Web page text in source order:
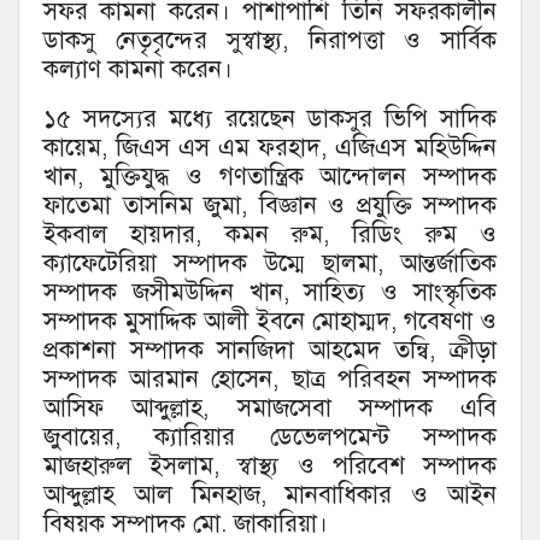
সফর কামনা করেন। পাশাপাশি তিনি সফরকালীন
ডাকসু নেতৃবৃন্দের সুস্বাস্থ্য, নিরাপত্তা ও সার্বিক
কল্যাণ কামনা করেন।
১৫ সদস্যের মধ্যে রয়েছেন ডাকসুর ভিপি সাদিক
কায়েম, জিএস এস এম ফরহাদ, এজিএস মহিউদ্দিন
খান, মুক্তিযুদ্ধ ও গণতান্ত্রিক আন্দোলন সম্পাদক
ফাতেমা তাসনিম জুমা, বিজ্ঞান ও প্রযুক্তি সম্পাদক
ইকবাল হায়দার, কমন রুম, রিডিং রুম ও
ক্যাফেটেরিয়া সম্পাদক উম্মে ছালমা, আন্তর্জাতিক
সম্পাদক জসীমউদ্দিন খান, সাহিত্য ও সাংস্কৃতিক
সম্পাদক মুসাদ্দিক আলী ইবনে মোহাম্মদ, গবেষণা ও
প্রকাশনা সম্পাদক সানজিদা আহমেদ তন্বি, ক্রীড়া
সম্পাদক আরমান হোসেন, ছাত্র পরিবহন সম্পাদক
আসিফ আব্দুল্লাহ, সমাজসেবা সম্পাদক এবি
জুবায়ের, ক্যারিয়ার ডেভেলপমেন্ট সম্পাদক
মাজহারুল ইসলাম, স্বাস্থ্য ও পরিবেশ সম্পাদক
আব্দুল্লাহ আল মিনহাজ, মানবাধিকার ও আইন
বিষয়ক সম্পাদক মো. জাকারিয়া।